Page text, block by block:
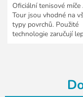
Oficiální tenisové míče
Tour jsou vhodné na
typy povrchů. Použité
technologie zaručují